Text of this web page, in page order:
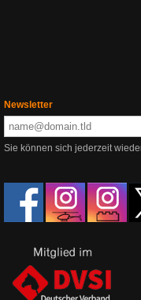
Newsletter
Sie können sich jederzeit